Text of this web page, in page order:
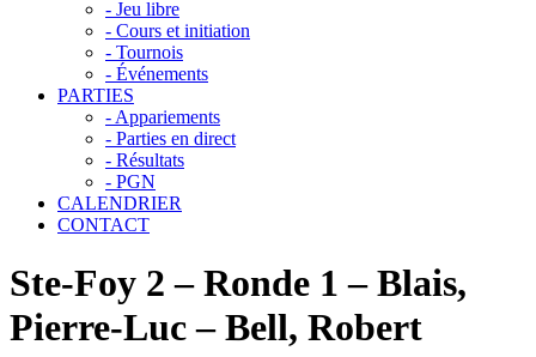
- Jeu libre
- Cours et initiation
- Tournois
- Événements
PARTIES
- Appariements
- Parties en direct
- Résultats
- PGN
CALENDRIER
CONTACT
Ste-Foy 2 – Ronde 1 – Blais,
Pierre-Luc – Bell, Robert